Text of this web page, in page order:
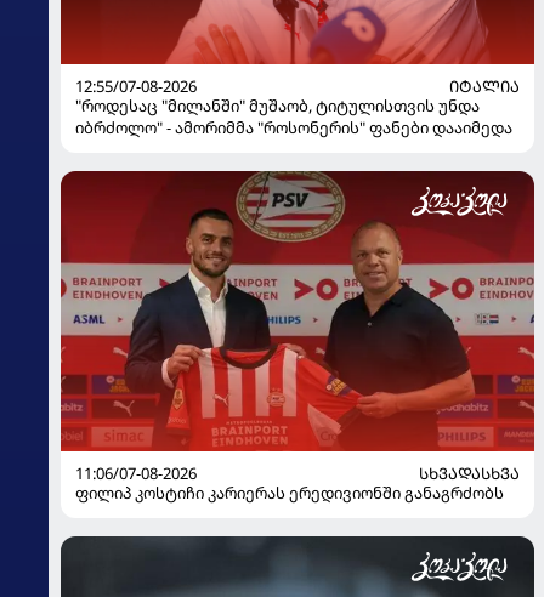
12:55/07-08-2026
ᲘᲢᲐᲚᲘᲐ
"როდესაც "მილანში" მუშაობ, ტიტულისთვის უნდა
იბრძოლო" - ამორიმმა "როსონერის" ფანები დააიმედა
11:06/07-08-2026
ᲡᲮᲕᲐᲓᲐᲡᲮᲕᲐ
ფილიპ კოსტიჩი კარიერას ერედივიონში განაგრძობს